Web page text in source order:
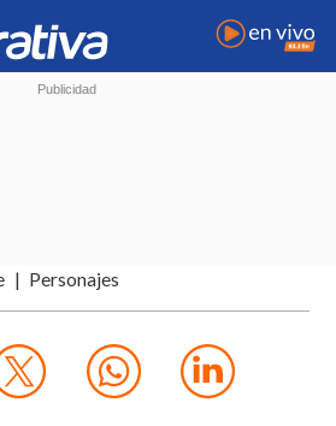
Personajes